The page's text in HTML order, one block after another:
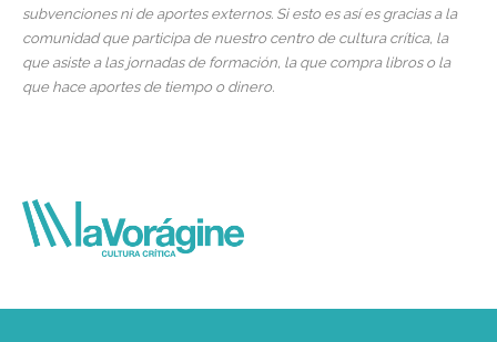
subvenciones ni de aportes externos. Si esto es así es gracias a la
comunidad que participa de nuestro centro de cultura crítica, la
que asiste a las jornadas de formación, la que compra libros o la
que hace aportes de tiempo o dinero.